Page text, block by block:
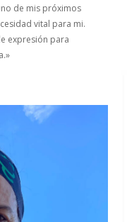
de mis próximos
vital para mi.
expresión para